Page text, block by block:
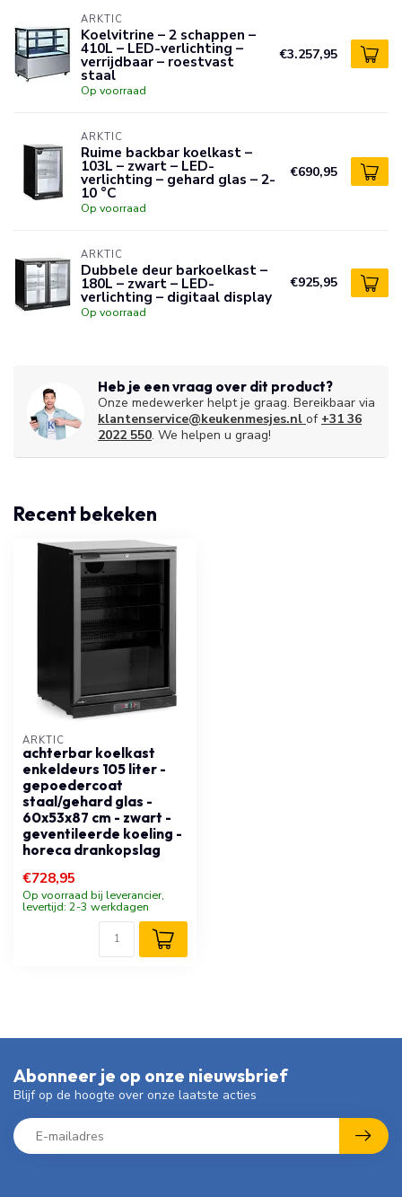
ARKTIC
Koelvitrine – 2 schappen –
410L – LED-verlichting –
verrijdbaar – roestvast
staal
Op voorraad
€3.257,95
ARKTIC
Ruime backbar koelkast –
103L – zwart – LED-
verlichting – gehard glas – 2-
10 °C
Op voorraad
€690,95
ARKTIC
Dubbele deur barkoelkast –
180L – zwart – LED-
verlichting – digitaal display
Op voorraad
€925,95
Heb je een vraag over dit product?
Onze medewerker helpt je graag. Bereikbaar via
klantenservice@keukenmesjes.nl of +31 36
2022 550. We helpen u graag!
Recent bekeken
ARKTIC
achterbar koelkast
enkeldeurs 105 liter -
gepoedercoat
staal/gehard glas -
60x53x87 cm - zwart -
geventileerde koeling -
horeca drankopslag
€728,95
Op voorraad bij leverancier,
levertijd: 2-3 werkdagen
Abonneer je op onze nieuwsbrief
Blijf op de hoogte over onze laatste acties